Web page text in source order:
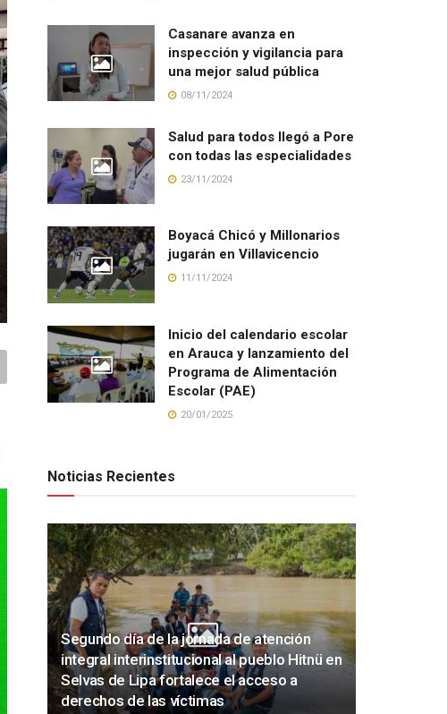
Casanare avanza en
inspección y vigilancia para
una mejor salud pública
08/11/2024
Salud para todos llegó a Pore
con todas las especialidades
23/11/2024
Boyacá Chicó y Millonarios
jugarán en Villavicencio
11/11/2024
Inicio del calendario escolar
en Arauca y lanzamiento del
Programa de Alimentación
Escolar (PAE)
20/01/2025
Noticias Recientes
Segundo día de la jornada de atención
integral interinstitucional al pueblo Hitnü en
Selvas de Lipa fortalece el acceso a
derechos de las víctimas